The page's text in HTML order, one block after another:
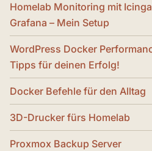
Homelab Monitoring mit
Grafana – Mein Setup
WordPress Docker
Tipps für deinen Erfolg!
Docker Befehle für den Alltag
3D-Drucker fürs Homelab
Proxmox Backup Server